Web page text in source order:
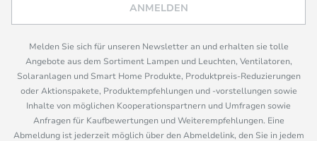
ANMELDEN
Melden Sie sich für unseren Newsletter an und erhalten sie tolle
Angebote aus dem Sortiment Lampen und Leuchten, Ventilatoren,
Solaranlagen und Smart Home Produkte, Produktpreis-Reduzierungen
oder Aktionspakete, Produktempfehlungen und -vorstellungen sowie
Inhalte von möglichen Kooperationspartnern und Umfragen sowie
Anfragen für Kaufbewertungen und Weiterempfehlungen. Eine
Abmeldung ist jederzeit möglich über den Abmeldelink, den Sie in jedem